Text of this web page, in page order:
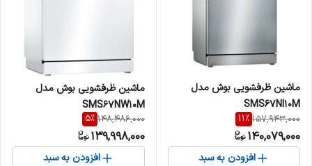
ماشین ظرفشویی بوش مدل
SMS67NI10M
157,943,000
11%
140,079,000
افزودن به سبد
ماشین ظرفشویی بوش مدل
SMS67NW10M
148,486,000
5%
139,998,000
افزودن به سبد